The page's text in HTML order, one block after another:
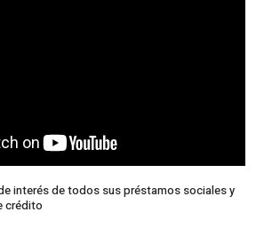
interés de todos sus préstamos sociales y
crédito